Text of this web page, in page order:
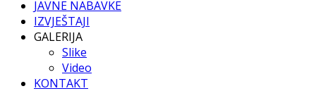
JAVNE NABAVKE
IZVJEŠTAJI
GALERIJA
Slike
Video
KONTAKT